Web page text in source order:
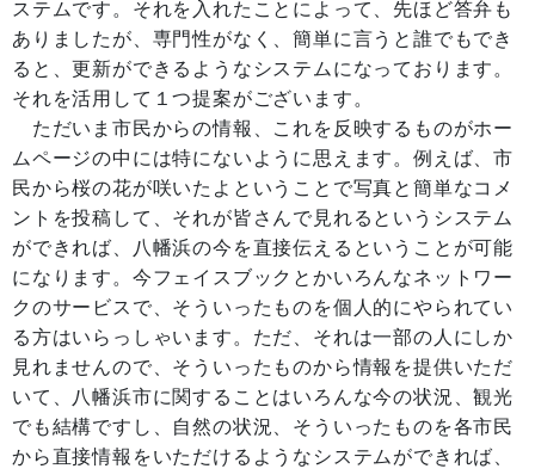
ステムです。それを入れたことによって、先ほど答弁も
ありましたが、専門性がなく、簡単に言うと誰でもでき
ると、更新ができるようなシステムになっております。
それを活用して１つ提案がございます。
ただいま市民からの情報、これを反映するものがホー
ムページの中には特にないように思えます。例えば、市
民から桜の花が咲いたよということで写真と簡単なコメ
ントを投稿して、それが皆さんで見れるというシステム
ができれば、八幡浜の今を直接伝えるということが可能
になります。今フェイスブックとかいろんなネットワー
クのサービスで、そういったものを個人的にやられてい
る方はいらっしゃいます。ただ、それは一部の人にしか
見れませんので、そういったものから情報を提供いただ
いて、八幡浜市に関することはいろんな今の状況、観光
でも結構ですし、自然の状況、そういったものを各市民
から直接情報をいただけるようなシステムができれば、